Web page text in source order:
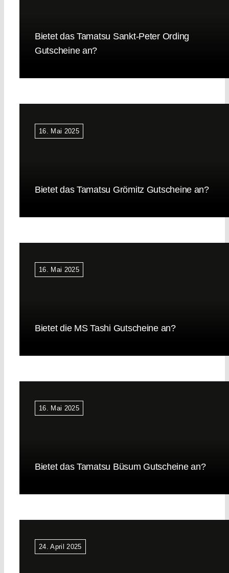
Bietet das Tamatsu Sankt-Peter Ording
Gutscheine an?
16. Mai 2025
Bietet das Tamatsu Grömitz Gutscheine an?
16. Mai 2025
Bietet die MS Tashi Gutscheine an?
16. Mai 2025
Bietet das Tamatsu Büsum Gutscheine an?
24. April 2025